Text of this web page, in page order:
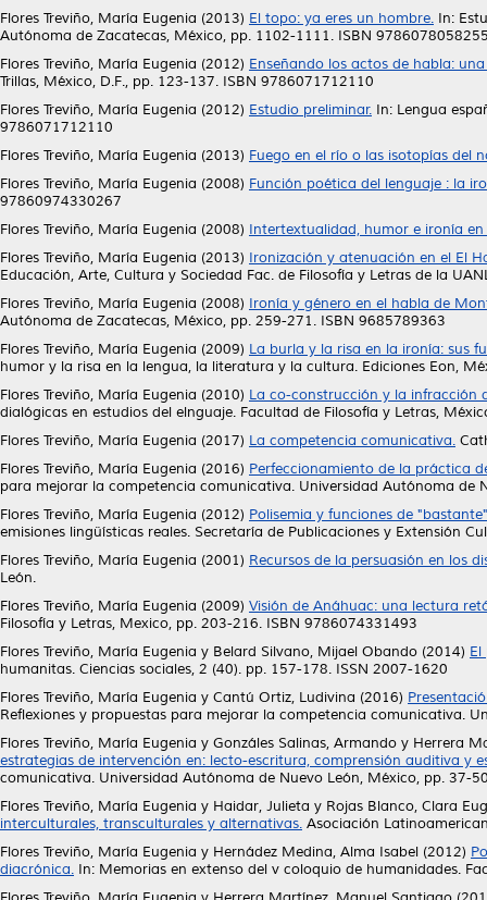
Flores Treviño, María Eugenia (2013) El topo: ya eres un hombre. In:
Autónoma de Zacatecas, México, pp. 1102-1111. ISBN
Flores Treviño, María Eugenia (2012) Enseñando los actos de habla:
Trillas, México, D.F., pp. 123-137. ISBN 9786071712110
Flores Treviño, María Eugenia (2012) Estudio preliminar. In: Lengua
9786071712110
Flores Treviño, María Eugenia (2013) Fuego en el río o las isotopías del
Flores Treviño, María Eugenia (2008) Función poética del lenguaje : la
97860974330267
Flores Treviño, María Eugenia (2008) Intertextualidad, humor e ironía
Flores Treviño, María Eugenia (2013) Ironización y atenuación en el El
Educación, Arte, Cultura y Sociedad Fac. de Filosofía y Letras de la
Flores Treviño, María Eugenia (2008) Ironía y género en el habla de
Autónoma de Zacatecas, México, pp. 259-271. ISBN 9685789363
Flores Treviño, María Eugenia (2009) La burla y la risa en la ironía: sus
humor y la risa en la lengua, la literatura y la cultura. Ediciones Eon,
Flores Treviño, María Eugenia (2010) La co-construcción y la infracción
dialógicas en estudios del elnguaje. Facultad de Filosofía y Letras,
Flores Treviño, María Eugenia (2017) La competencia comunicativa.
Flores Treviño, María Eugenia (2016) Perfeccionamiento de la práctica
para mejorar la competencia comunicativa. Universidad Autónoma de
Flores Treviño, María Eugenia (2012) Polisemia y funciones de
emisiones lingüísticas reales. Secretaría de Publicaciones y Extensión
Flores Treviño, María Eugenia (2001) Recursos de la persuasión en los
León.
Flores Treviño, María Eugenia (2009) Visión de Anáhuac: una lectura
Filosofía y Letras, Mexico, pp. 203-216. ISBN 9786074331493
Flores Treviño, María Eugenia y Belard Silvano, Mijael Obando (2014) El
humanitas. Ciencias sociales, 2 (40). pp. 157-178. ISSN 2007-1620
Flores Treviño, María Eugenia y Cantú Ortiz, Ludivina (2016)
Reflexiones y propuestas para mejorar la competencia comunicativa.
Flores Treviño, María Eugenia y Gonzáles Salinas, Armando y Herrera
estrategias de intervención en: lecto-escritura, comprensión auditiva y
comunicativa. Universidad Autónoma de Nuevo León, México, pp. 37-
Flores Treviño, María Eugenia y Haidar, Julieta y Rojas Blanco, Clara
interculturales, transculturales y alternativas. Asociación
Flores Treviño, María Eugenia y Hernádez Medina, Alma Isabel (2012)
diacrónica. In: Memorias en extenso del v coloquio de humanidades.